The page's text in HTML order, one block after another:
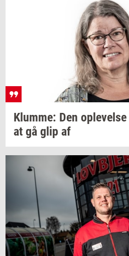
Klum­me: Den op­le­vel­se
at gå glip af